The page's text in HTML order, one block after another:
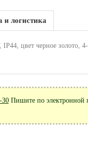
и логистика
цвет черное золото,
30Пишите по электронной